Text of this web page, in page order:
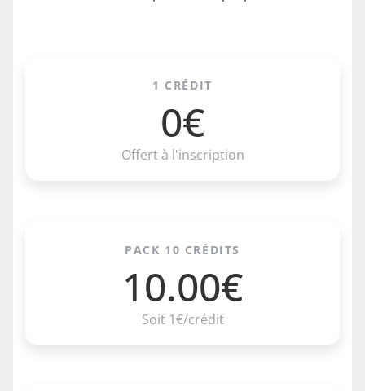
1 CRÉDIT
0€
Offert à l'inscription
PACK 10 CRÉDITS
10.00€
Soit 1€/crédit